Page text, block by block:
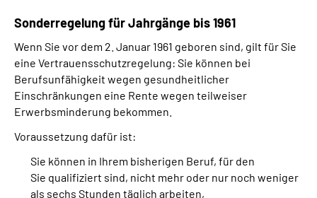
Sonderregelung für Jahrgänge bis 1961
Wenn Sie vor dem 2. Januar 1961 geboren sind, gilt für Sie
eine Vertrauensschutzregelung: Sie können bei
Berufsunfähigkeit wegen gesundheitlicher
Einschränkungen eine Rente wegen teilweiser
Erwerbsminderung bekommen.
Voraussetzung dafür ist:
Sie können in Ihrem bisherigen Beruf, für den
Sie qualifiziert sind, nicht mehr oder nur noch weniger
als sechs Stunden täglich arbeiten,